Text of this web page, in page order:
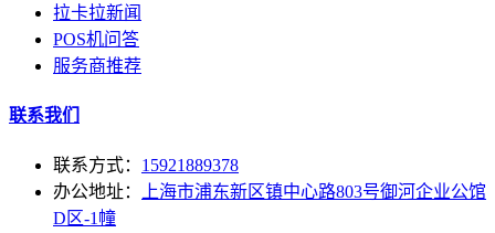
拉卡拉新闻
POS机问答
服务商推荐
联系我们
联系方式： 15921889378
办公地址：
上海市浦东新区镇中心路803号御河企业公馆
D区-1幢